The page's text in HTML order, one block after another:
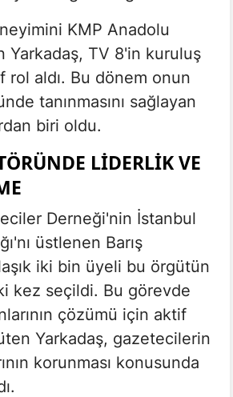
KMP Anadolu
Yarkadaş, TV 8'in kuruluş
rol aldı. Bu dönem onun
tanınmasını sağlayan
biri oldu.
LIDERLIK VE
Derneği'nin İstanbul
üstlenen Barış
iki bin üyeli bu örgütün
kez seçildi. Bu görevde
çözümü için aktif
Yarkadaş, gazetecilerin
korunması konusunda